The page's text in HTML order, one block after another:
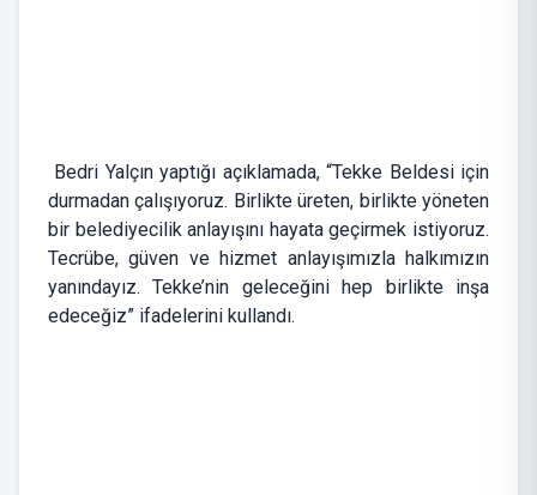
Bedri Yalçın yaptığı açıklamada, “Tekke Beldesi için
durmadan çalışıyoruz. Birlikte üreten, birlikte yöneten
bir belediyecilik anlayışını hayata geçirmek istiyoruz.
Tecrübe, güven ve hizmet anlayışımızla halkımızın
yanındayız. Tekke’nin geleceğini hep birlikte inşa
edeceğiz” ifadelerini kullandı.